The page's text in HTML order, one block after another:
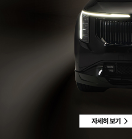
차량구매상담 | 평일 09:00 ~ 18:00 / 주말 및 공휴
AS 및 기타상담 | 평일 09:00 ~ 18:00 / 주말 및 공휴
이메일수집정보